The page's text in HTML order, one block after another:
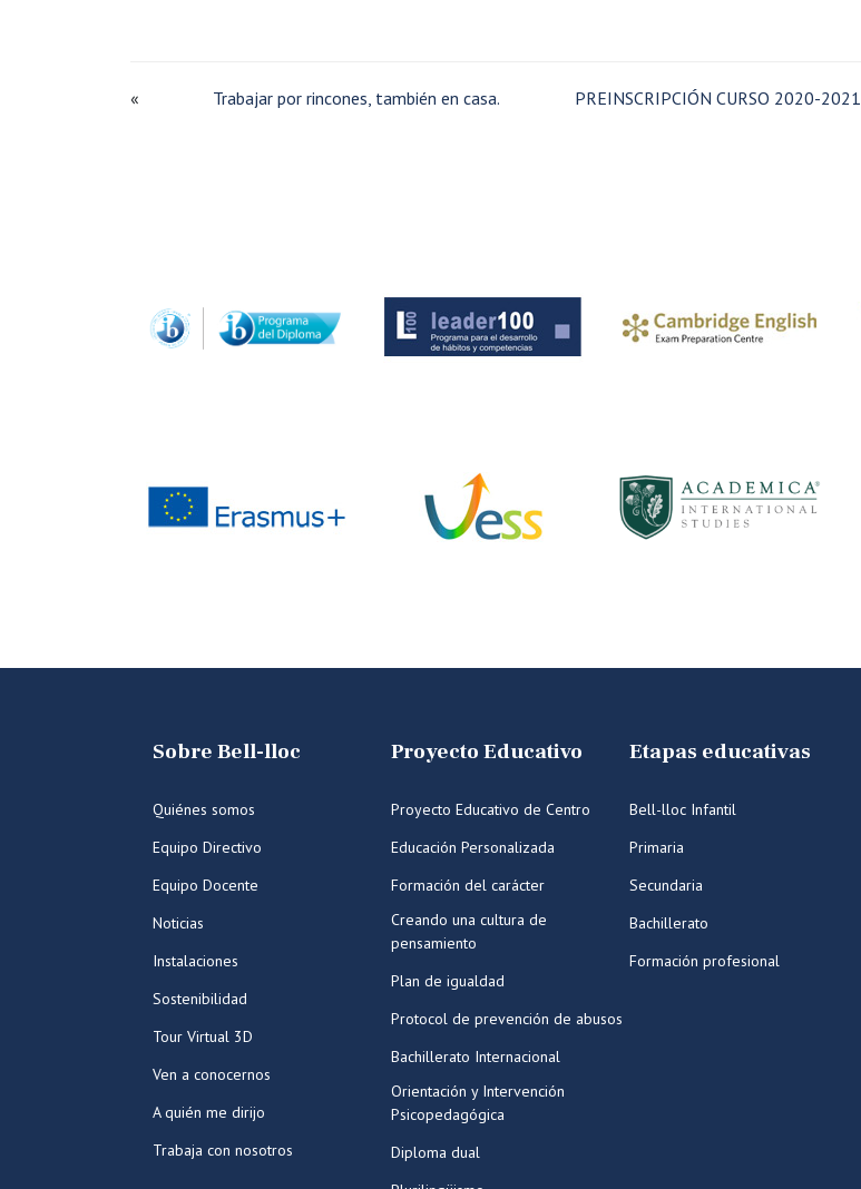
« Trabajar por rincones, también en casa. PREINSCRIPCIÓN CURSO 2020-2021
Sobre Bell-lloc
Quiénes somos
Equipo Directivo
Equipo Docente
Noticias
Instalaciones
Sostenibilidad
Tour Virtual 3D
Ven a conocernos
A quién me dirijo
Trabaja con nosotros
Proyecto Educativo
Proyecto Educativo de Centro
Educación Personalizada
Formación del carácter
Creando una cultura de
pensamiento
Plan de igualdad
Protocol de prevención de abusos
Bachillerato Internacional
Orientación y Intervención
Psicopedagógica
Diploma dual
Etapas educativas
Bell-lloc Infantil
Primaria
Secundaria
Bachillerato
Formación profesional